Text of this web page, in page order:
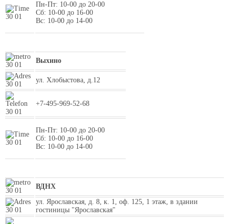
Пн-Пт: 10-00 до 20-00
Сб: 10-00 до 16-00
Вс: 10-00 до 14-00
Выхино
ул. Хлобыстова, д.12
+7-495-969-52-68
Пн-Пт: 10-00 до 20-00
Сб: 10-00 до 16-00
Вс: 10-00 до 14-00
ВДНХ
ул. Ярославская, д. 8, к. 1, оф. 125, 1 этаж, в здании
гостиницы "Ярославская"